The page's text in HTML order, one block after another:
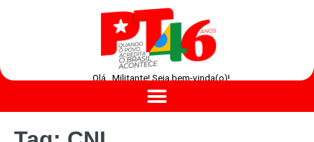
Olá , Militante! Seja bem-vinda(o)!